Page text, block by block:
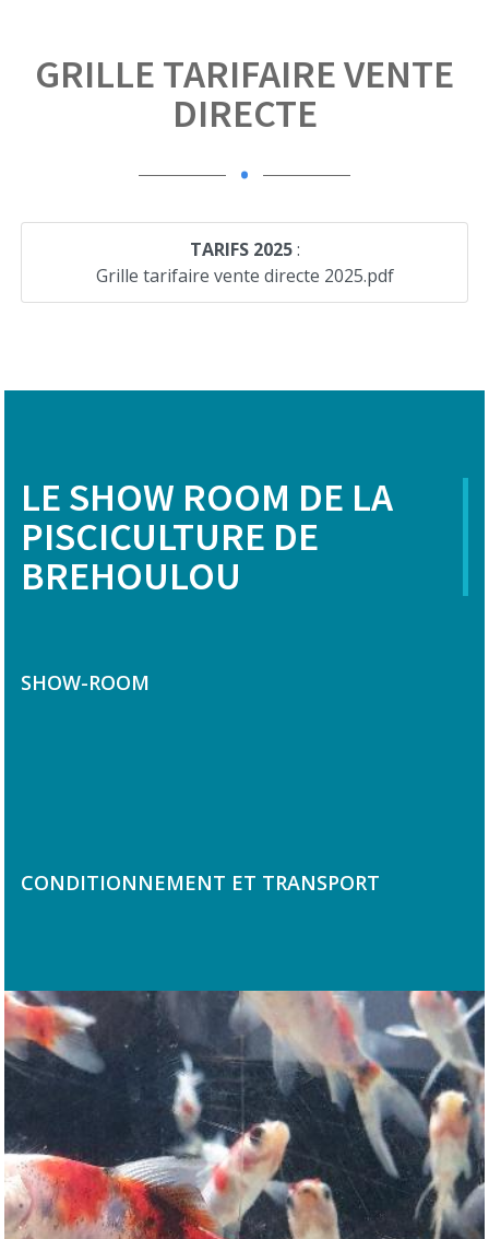
GRILLE TARIFAIRE VENTE
DIRECTE
.
TARIFS 2025:
Grille tarifaire vente directe 2025.pdf
LE SHOW ROOM DE LA
PISCICULTURE DE
BREHOULOU
SHOW-ROOM
CONDITIONNEMENT ET TRANSPORT